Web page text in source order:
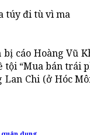
túy đi tù vì ma
cáo Hoàng Vũ
“Mua bán trái
Chi (ở Hóc